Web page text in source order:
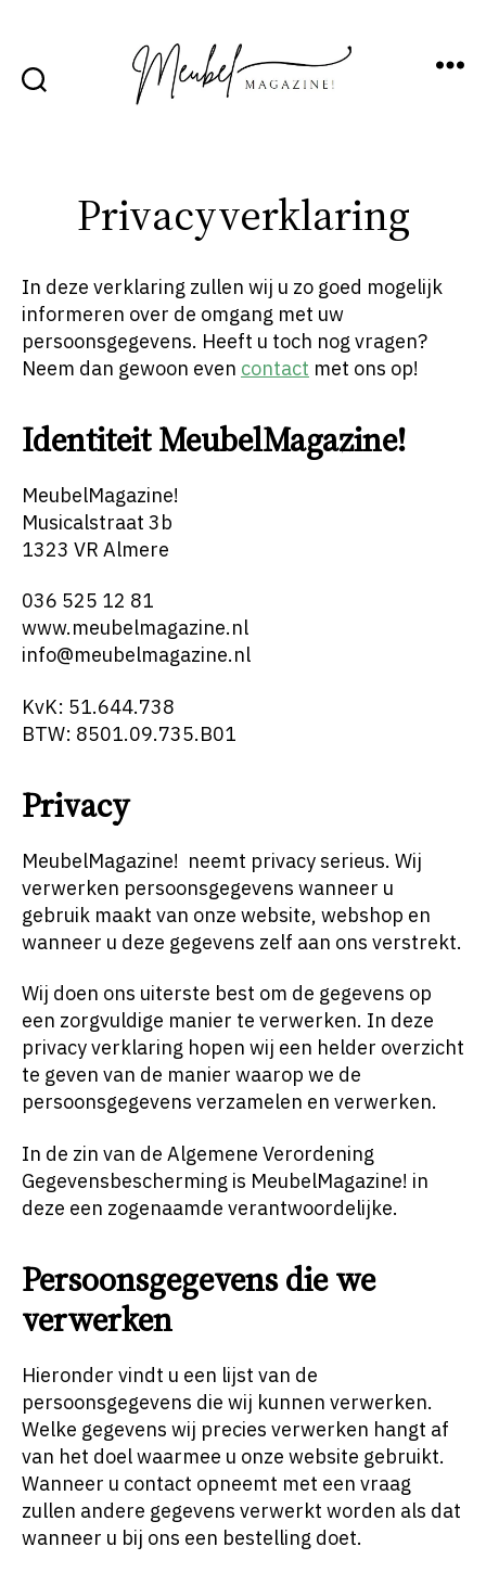
Zoek
Privacyverklaring
In deze verklaring zullen wij u zo goed mogelijk
informeren over de omgang met uw
persoonsgegevens. Heeft u toch nog vragen?
Neem dan gewoon even contact met ons op!
Identiteit MeubelMagazine!
MeubelMagazine!
Musicalstraat 3b
1323 VR Almere
036 525 12 81
www.meubelmagazine.nl
info@meubelmagazine.nl
KvK: 51.644.738
BTW: 8501.09.735.B01
Privacy
MeubelMagazine! neemt privacy serieus. Wij
verwerken persoonsgegevens wanneer u
gebruik maakt van onze website, webshop en
wanneer u deze gegevens zelf aan ons verstrekt.
Wij doen ons uiterste best om de gegevens op
een zorgvuldige manier te verwerken. In deze
privacy verklaring hopen wij een helder overzicht
te geven van de manier waarop we de
persoonsgegevens verzamelen en verwerken.
In de zin van de Algemene Verordening
Gegevensbescherming is MeubelMagazine! in
deze een zogenaamde verantwoordelijke.
Persoonsgegevens die we
verwerken
Hieronder vindt u een lijst van de
persoonsgegevens die wij kunnen verwerken.
Welke gegevens wij precies verwerken hangt af
van het doel waarmee u onze website gebruikt.
Wanneer u contact opneemt met een vraag
zullen andere gegevens verwerkt worden als dat
wanneer u bij ons een bestelling doet.